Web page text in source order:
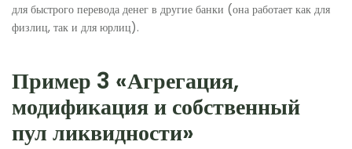
для быстрого перевода денег в другие банки (она работает как для
физлиц, так и для юрлиц).
Пример 3 «Агрегация,
модификация и собственный
пул ликвидности»